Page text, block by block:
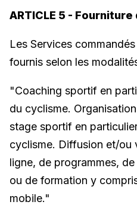
ARTICLE 5 -
Les Services
fournis selon les
"Coaching sportif en
du cyclisme.
stage sportif en
cyclisme. Diffusion et/ou
ligne, de programmes,
ou de formation y
mobile."